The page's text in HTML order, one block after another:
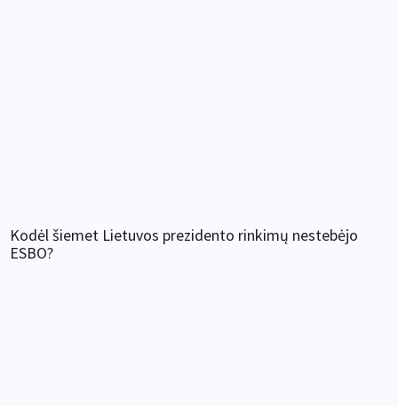
Kodėl šiemet Lietuvos prezidento rinkimų nestebėjo
ESBO?